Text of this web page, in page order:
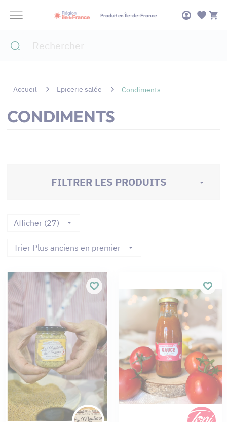
Produit en Île-de-France
Accueil Epicerie salée Condiments
CONDIMENTS
FILTRER LES PRODUITS
Afficher (27)
Trier Plus anciens en premier